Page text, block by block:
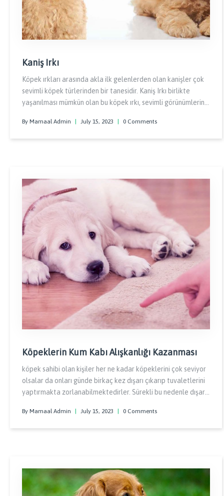
Kaniş Irkı
Köpek ırkları arasında akla ilk gelenlerden olan kanişler çok
sevimli köpek türlerinden bir tanesidir. Kaniş Irkı birlikte
yaşanılması mümkün olan bu köpek ırkı, sevimli görünümlerinin
By Mamaal Admin July 15, 2023 0 Comments
Köpeklerin Kum Kabı Alışkanlığı Kazanması
köpek sahibi olan kişiler her ne kadar köpeklerini çok seviyor
olsalar da onları günde birkaç kez dışarı çıkarıp tuvaletlerini
yaptırmakta zorlanabilmektedirler. Sürekli bu nedenle dışarı
tuvaletlerini yaptırmaya alıştırmak isterler.
By Mamaal Admin July 15, 2023 0 Comments